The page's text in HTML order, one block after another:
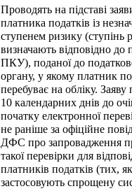
Проводять на підставі
платника податків із
ступенем ризику (ступінь
визначають відповідно до
ПКУ), поданої до
органу, у якому платник
перебуває на обліку. Заяву
10 календарних днів до
початку електронної
не раніше за офіційне
ДФС про запровадження
такої перевірки для
платників податків (тих,
застосовують спрощену